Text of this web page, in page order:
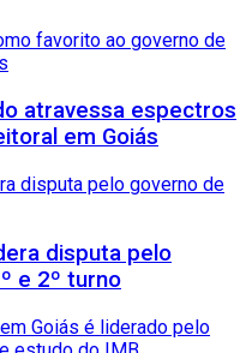
atravessa espectros
em Goiás
disputa pelo
e 2º turno